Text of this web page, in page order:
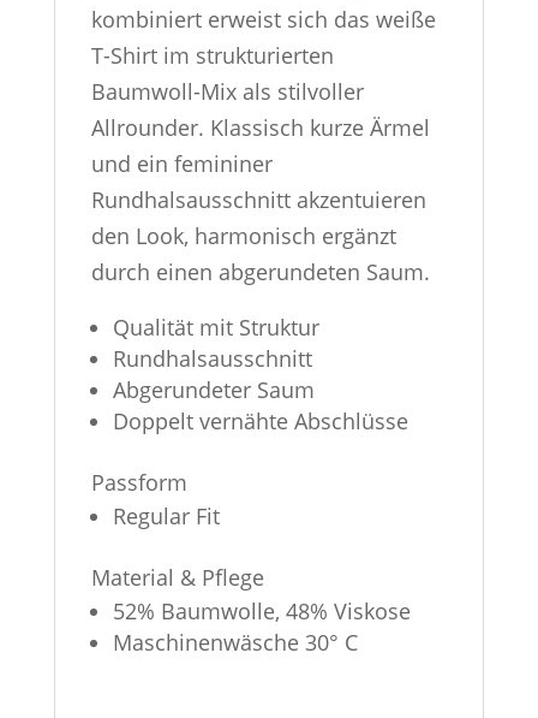
kombiniert erweist sich das weiße
T-Shirt im strukturierten
Baumwoll-Mix als stilvoller
Allrounder. Klassisch kurze Ärmel
und ein femininer
Rundhalsausschnitt akzentuieren
den Look, harmonisch ergänzt
durch einen abgerundeten Saum.
Qualität mit Struktur
Rundhalsausschnitt
Abgerundeter Saum
Doppelt vernähte Abschlüsse
Passform
Regular Fit
Material & Pflege
52% Baumwolle, 48% Viskose
Maschinenwäsche 30° C